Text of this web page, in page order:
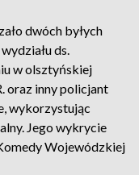
dwóch byłych
ds.
w olsztyńskiej
oraz inny policjant
wykorzystując
Jego wykrycie
Wojewódzkiej